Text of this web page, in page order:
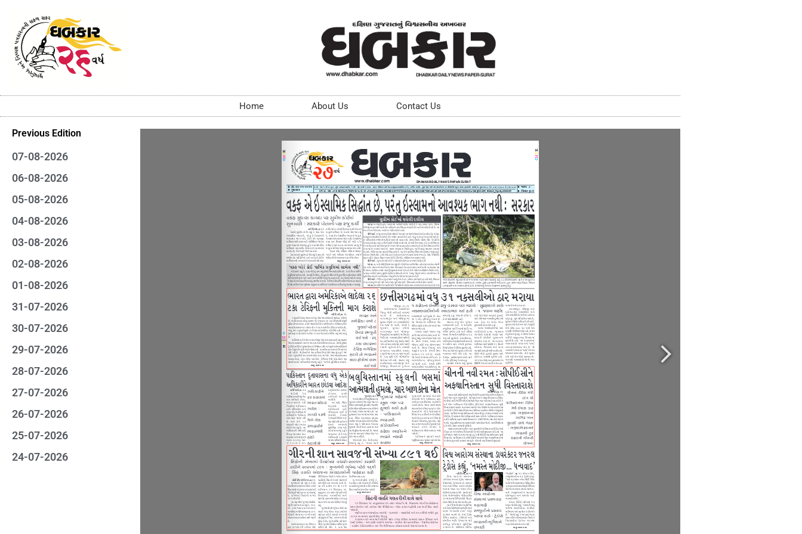
Home About Us Contact Us
Previous Edition
07-08-2026
06-08-2026
05-08-2026
04-08-2026
03-08-2026
02-08-2026
01-08-2026
31-07-2026
30-07-2026
29-07-2026
28-07-2026
27-07-2026
26-07-2026
25-07-2026
24-07-2026